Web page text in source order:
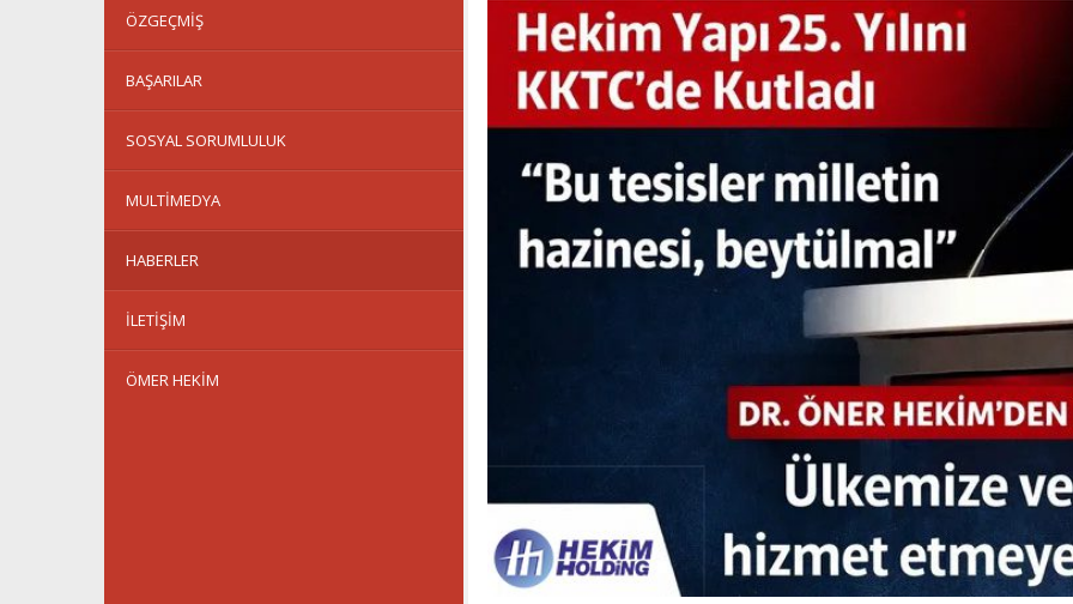
ÖZGEÇMIŞ
BAŞARILAR
SOSYAL SORUMLULUK
MULTIMEDYA
HABERLER
İLETIŞIM
ÖMER HEKIM